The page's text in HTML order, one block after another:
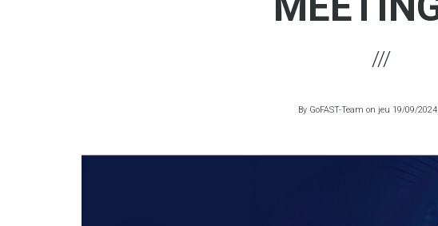
By GoFAST-Team on jeu 19/09/2024